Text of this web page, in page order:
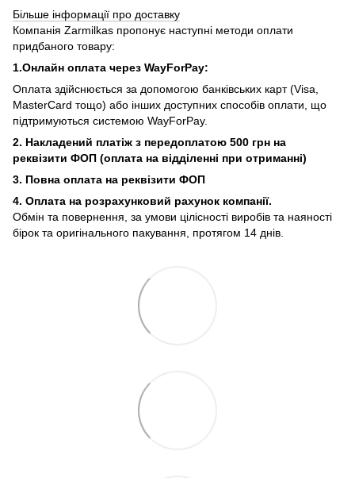
Більше інформації про доставку
Компанія Zarmilkas пропонує наступні методи оплати
придбаного товару:
1.Онлайн оплата через WayForPay:
Оплата здійснюється за допомогою банківських карт (Visa,
MasterCard тощо) або інших доступних способів оплати, що
підтримуються системою WayForPay.
2. Накладений платіж з передоплатою 500 грн на
реквізити ФОП (оплата на відділенні при отриманні)
3. Повна оплата на реквізити ФОП
4. Оплата на розрахунковий рахунок компанії.
Обмін та повернення, за умови цілісності виробів та наяності
бірок та оригінального пакування, протягом 14 днів.